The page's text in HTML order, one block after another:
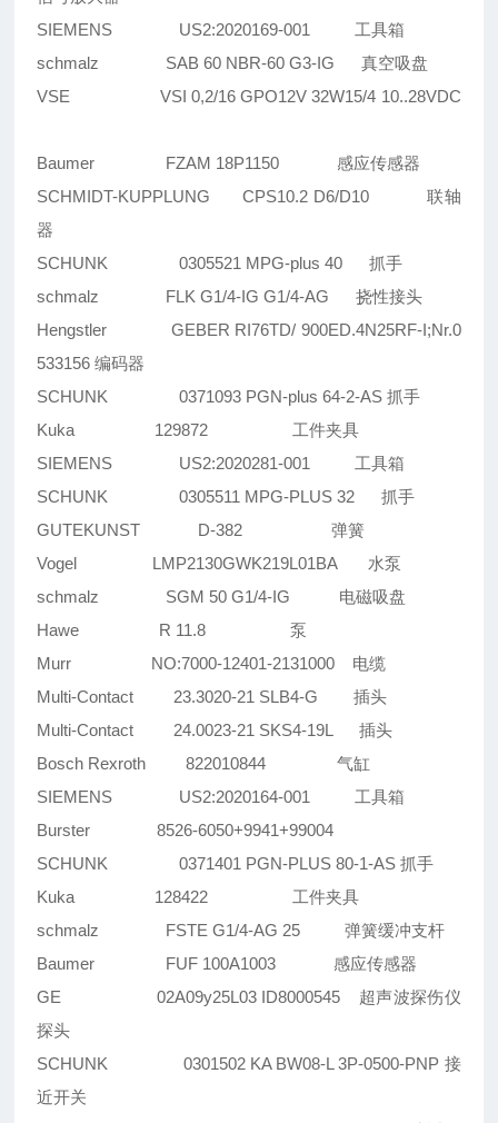
SIEMENS US2:2020169-001 工具箱
schmalz SAB 60 NBR-60 G3-IG 真空吸盘
VSE VSI 0,2/16 GPO12V 32W15/4 10..28VDC
Baumer FZAM 18P1150 感应传感器
SCHMIDT-KUPPLUNG CPS10.2 D6/D10 联轴
器
SCHUNK 0305521 MPG-plus 40 抓手
schmalz FLK G1/4-IG G1/4-AG 挠性接头
Hengstler GEBER RI76TD/ 900ED.4N25RF-I;Nr.0
533156 编码器
SCHUNK 0371093 PGN-plus 64-2-AS 抓手
Kuka 129872 工件夹具
SIEMENS US2:2020281-001 工具箱
SCHUNK 0305511 MPG-PLUS 32 抓手
GUTEKUNST D-382 弹簧
Vogel LMP2130GWK219L01BA 水泵
schmalz SGM 50 G1/4-IG 电磁吸盘
Hawe R 11.8 泵
Murr NO:7000-12401-2131000 电缆
Multi-Contact 23.3020-21 SLB4-G 插头
Multi-Contact 24.0023-21 SKS4-19L 插头
Bosch Rexroth 822010844 气缸
SIEMENS US2:2020164-001 工具箱
Burster 8526-6050+9941+99004
SCHUNK 0371401 PGN-PLUS 80-1-AS 抓手
Kuka 128422 工件夹具
schmalz FSTE G1/4-AG 25 弹簧缓冲支杆
Baumer FUF 100A1003 感应传感器
GE 02A09y25L03 ID8000545 超声波探伤仪
探头
SCHUNK 0301502 KA BW08-L 3P-0500-PNP 接
近开关